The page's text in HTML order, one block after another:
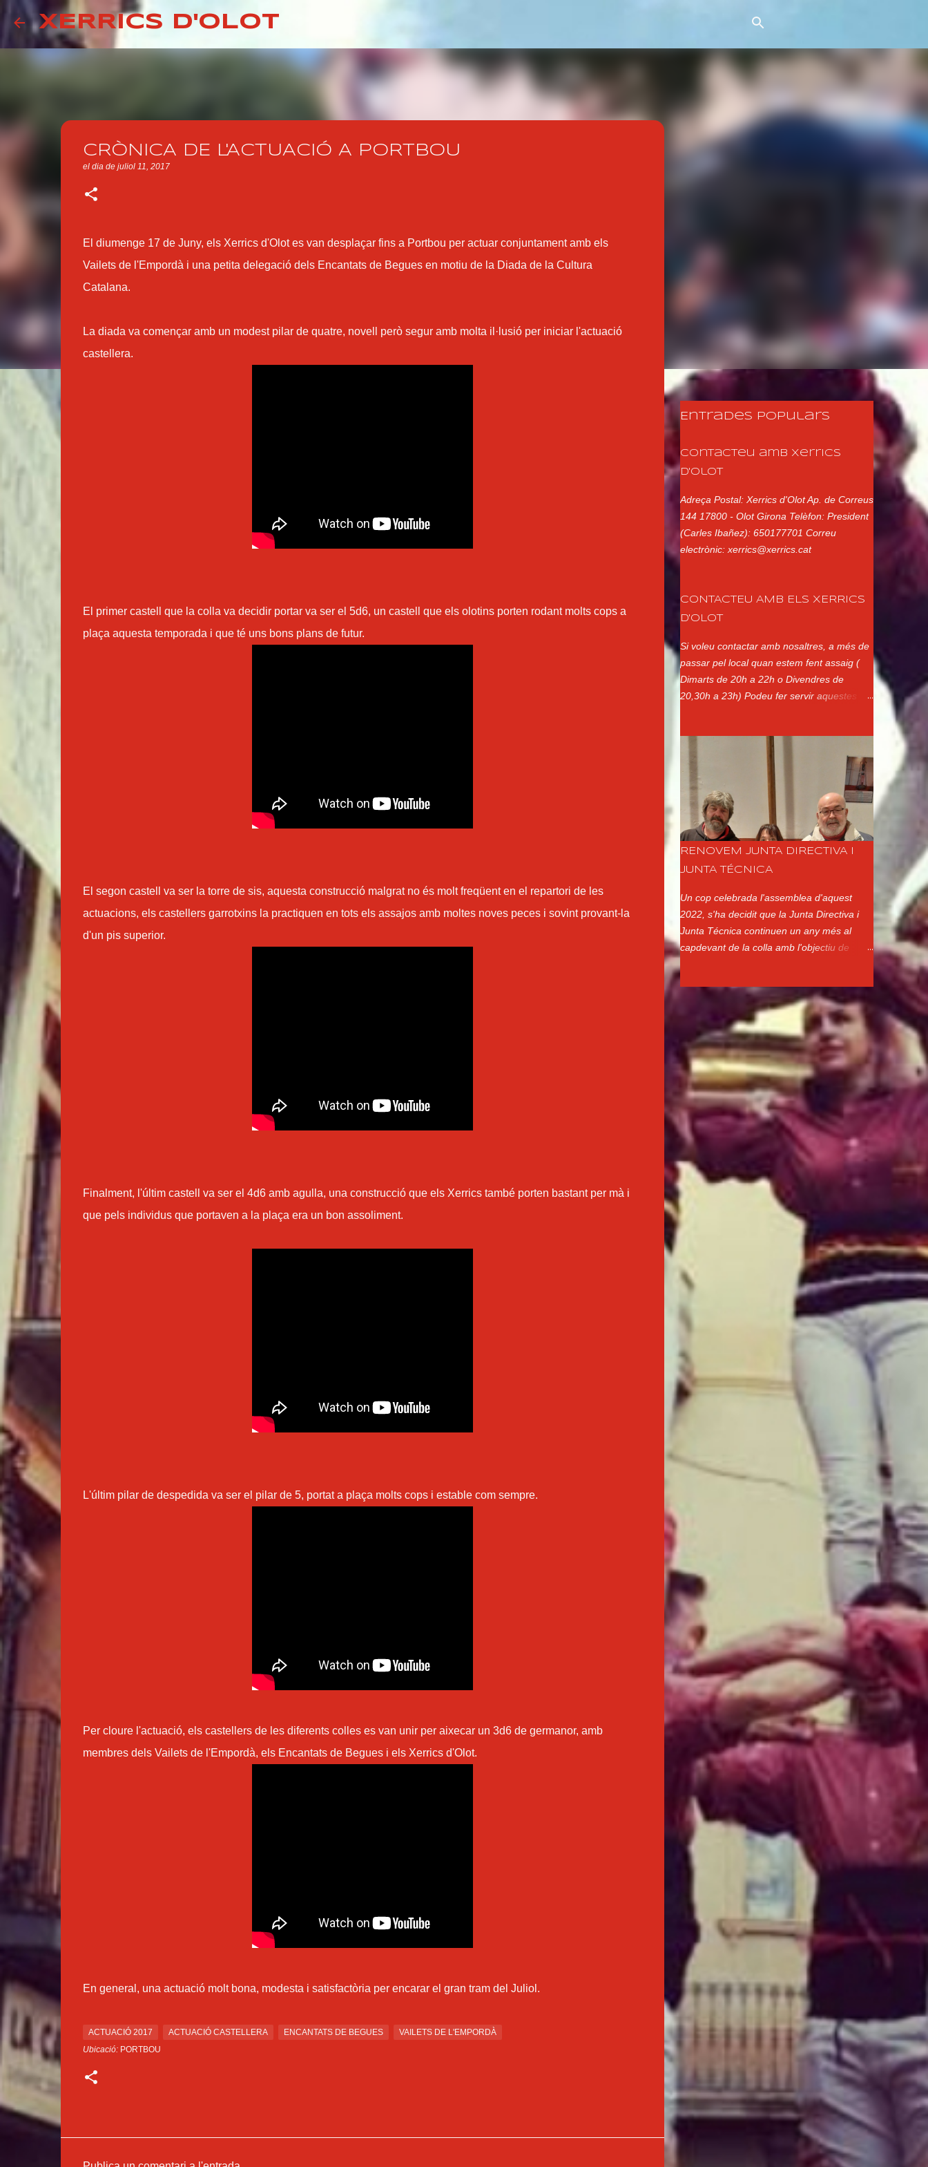
XERRICS D'OLOT
CRÒNICA DE L'ACTUACIÓ A PORTBOU
el dia de juliol 11, 2017
El diumenge 17 de Juny, els Xerrics d'Olot es van desplaçar fins a Portbou per actuar conjuntament amb els
Vailets de l'Empordà i una petita delegació dels Encantats de Begues en motiu de la Diada de la Cultura
Catalana.
La diada va començar amb un modest pilar de quatre, novell però segur amb molta il·lusió per iniciar l'actuació
castellera.
El primer castell que la colla va decidir portar va ser el 5d6, un castell que els olotins porten rodant molts cops a
plaça aquesta temporada i que té uns bons plans de futur.
El segon castell va ser la torre de sis, aquesta construcció malgrat no és molt freqüent en el repartori de les
actuacions, els castellers garrotxins la practiquen en tots els assajos amb moltes noves peces i sovint provant-la
d'un pis superior.
Finalment, l'últim castell va ser el 4d6 amb agulla, una construcció que els Xerrics també porten bastant per mà i
que pels individus que portaven a la plaça era un bon assoliment.
L'últim pilar de despedida va ser el pilar de 5, portat a plaça molts cops i estable com sempre.
Per cloure l'actuació, els castellers de les diferents colles es van unir per aixecar un 3d6 de germanor, amb
membres dels Vailets de l'Empordà, els Encantats de Begues i els Xerrics d'Olot.
En general, una actuació molt bona, modesta i satisfactòria per encarar el gran tram del Juliol.
ACTUACIÓ 2017 ACTUACIÓ CASTELLERA ENCANTATS DE BEGUES
VAILETS DE L'EMPORDÀ
Ubicació: PORTBOU
Entrades populars
Contacteu amb Xerrics
d'Olot
Adreça Postal: Xerrics d'Olot Ap. de Correus
144 17800 - Olot Girona Telèfon: President
(Carles Ibañez): 650177701 Correu
electrònic: xerrics@xerrics.cat
CONTACTEU AMB ELS XERRICS
D'OLOT
Si voleu contactar amb nosaltres, a més de
passar pel local quan estem fent assaig (
Dimarts de 20h a 22h o Divendres de
20,30h a 23h) Podeu fer servir aquestes
Telèfon: Presidenta (Ester Ayats):
650177701 Correu electrònic:
xerrics@xerrics.cat Xarxes Socials:
@xerricsolot a Instagram Xerrics Olot a
Facebook @XerricsOlot a Twitter
RENOVEM JUNTA DIRECTIVA I
JUNTA TÉCNICA
Un cop celebrada l'assemblea d'aquest
2022, s'ha decidit que la Junta Directiva i
Junta Técnica continuen un any més al
capdevant de la colla amb l'objectiu de
continuar aixecant castells a les places. Us
presentem com queden constituits els
òrgans de govern per a aquest any: CO-
CAP DE COLLA Pep Gil CO-CAP DE COLLA
Pep Mora PRESIDENTA Montse Martí
JUNTA DIRECTIVA JUNTA TÈCNICA VICE-
PRESIDENTA Fina Teixidó PINYES Mark
Riera SECRETARIA Ester Ayats Lluís Font
TRESORERA Dolors Xifre Pere Simón
VOCALS TRONCS Miquel Olivet Montse
Bonilla MAINADA Carles Salud Marisol
Gonzalez Judith Martin Ana Cornet Eider
Sánchez Santi Silva